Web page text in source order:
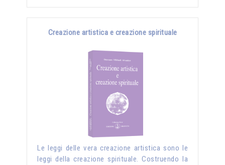
Creazione artistica e creazione spirituale
Le leggi delle vera creazione artistica sono le
leggi della creazione spirituale. Costruendo la